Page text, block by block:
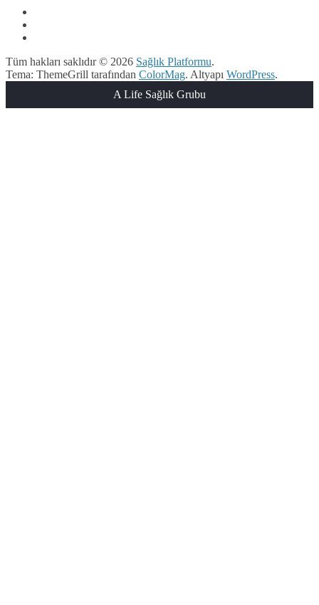
Tüm hakları saklıdır © 2026 Sağlık Platformu.
Tema: ThemeGrill tarafından ColorMag. Altyapı WordPress.
A Life Sağlık Grubu